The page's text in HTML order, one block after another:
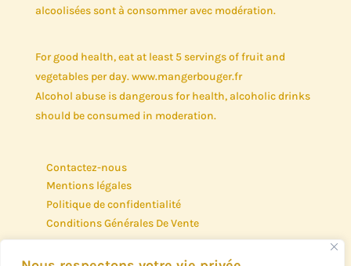
alcoolisées sont à consommer avec modération.
For good health, eat at least 5 servings of fruit and
vegetables per day. www.mangerbouger.fr
Alcohol abuse is dangerous for health, alcoholic drinks
should be consumed in moderation.
Contactez-nous
Mentions légales
Politique de confidentialité
Conditions Générales De Vente